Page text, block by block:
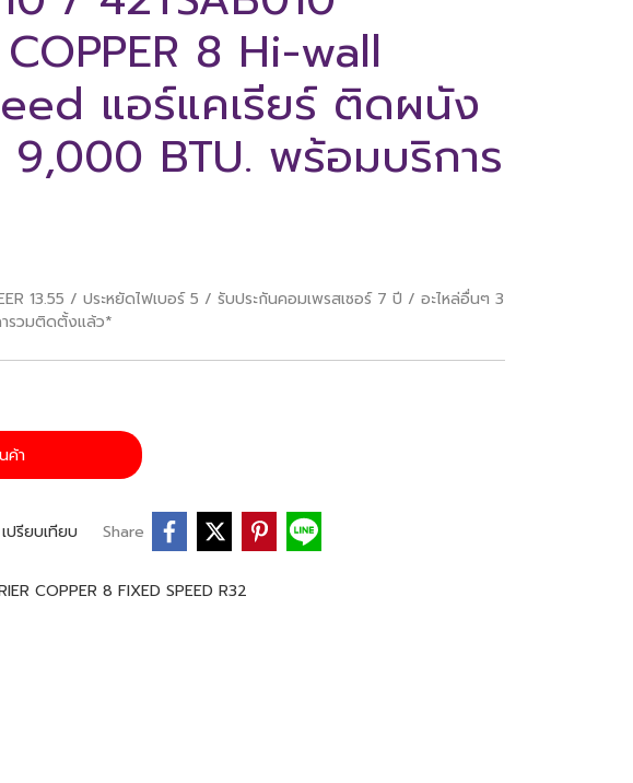
COPPER 8 Hi-wall
แอร์แคเรียร์ ติดผนัง
9,000 BTU. พร้อมบริการ
13.55 / ประหยัดไฟเบอร์ 5 / รับประกันคอมเพรสเซอร์ 7 ปี / อะไหล่อื่นๆ 3
รวมติดตั้งแล้ว*
ค้า
เปรียบเทียบ Share
COPPER 8 FIXED SPEED R32